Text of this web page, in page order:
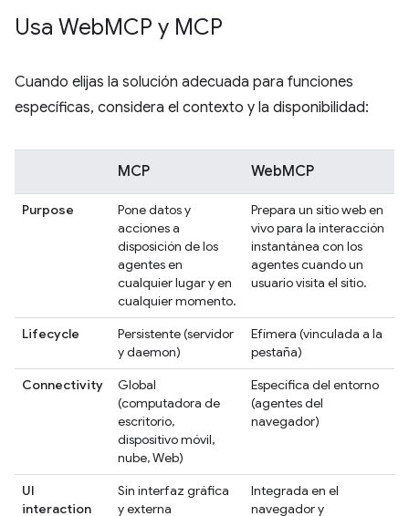
Usa WebMCP y MCP
Cuando elijas la solución adecuada para funciones
específicas, considera el contexto y la disponibilidad:
MCP WebMCP
Purpose
Pone datos y
acciones a
disposición de los
agentes en
cualquier lugar y en
cualquier momento.
Prepara un sitio web en
vivo para la interacción
instantánea con los
agentes cuando un
usuario visita el sitio.
Lifecycle
Persistente (servidor
y daemon)
Efímera (vinculada a la
pestaña)
Connectivity
Global
(computadora de
escritorio,
dispositivo móvil,
nube, Web)
Específica del entorno
(agentes del
navegador)
UI
interaction
Sin interfaz gráfica
y externa
Integrada en el
navegador y